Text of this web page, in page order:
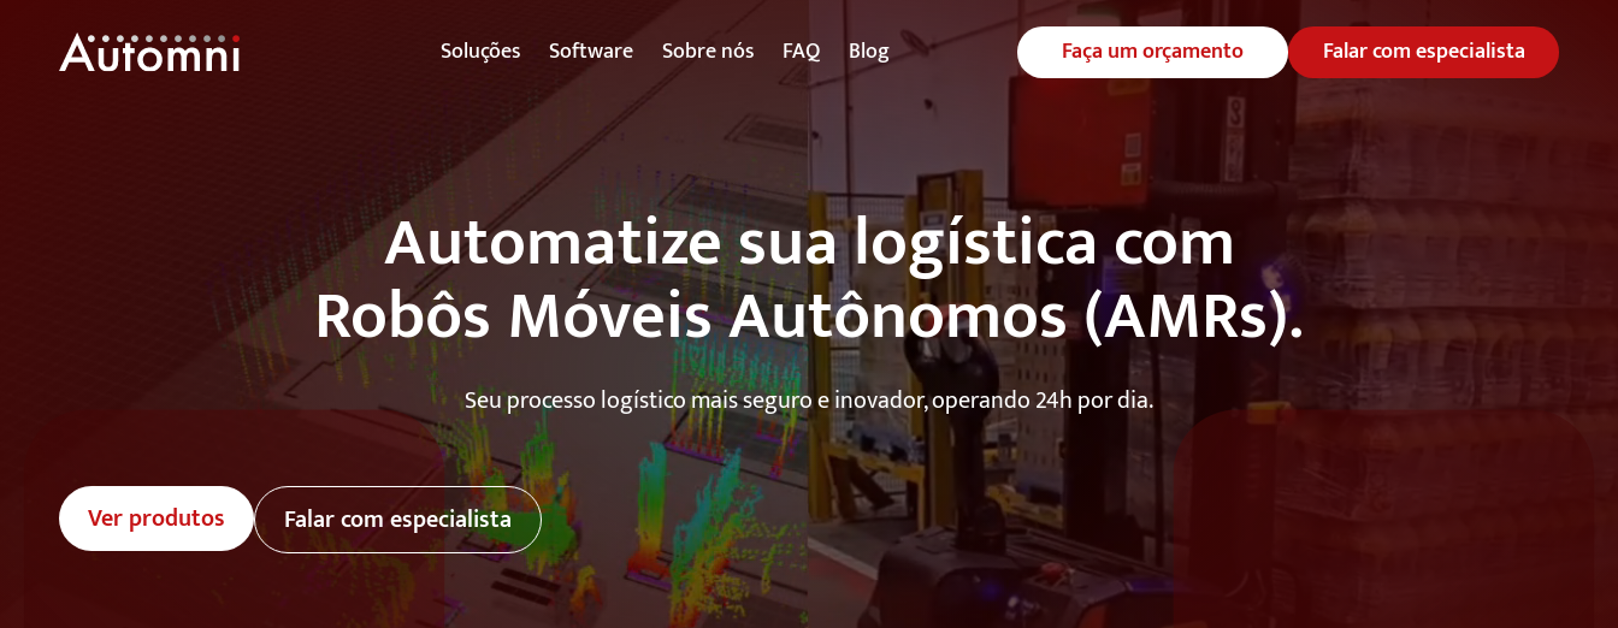
Soluções Software Sobre nós FAQ Blog Faça um orçamento Falar com especialista
Automatize sua logística com
Robôs Móveis Autônomos (AMRs).
Seu processo logístico mais seguro e inovador, operando 24h por dia.
Ver produtos Falar com especialista